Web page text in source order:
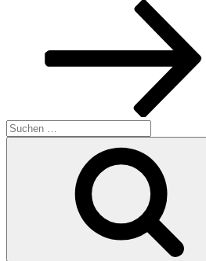
Suchen
nach: